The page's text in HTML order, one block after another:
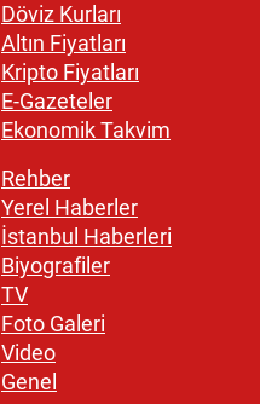
Döviz Kurları
Altın Fiyatları
Kripto Fiyatları
E-Gazeteler
Ekonomik Takvim
Rehber
Yerel Haberler
İstanbul Haberleri
Biyografiler
TV
Foto Galeri
Video
Genel